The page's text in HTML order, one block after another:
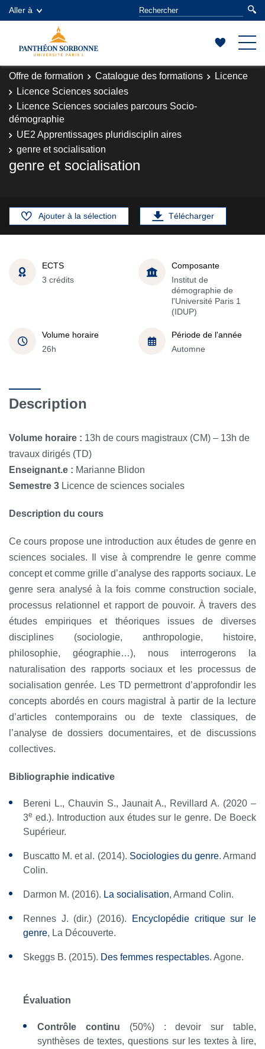
Aller à
Offre de formation Catalogue des formations
Licence
Licence Sciences sociales
Licence Sciences sociales parcours Socio-
démographie
UE2 Apprentissages pluridisciplin aires
genre et socialisation
genre et socialisation
Ajouter à la sélection Télécharger
ECTS
3 crédits
Composante
Institut de
démographie de
l'Université Paris 1
(IDUP)
Volume horaire
26h
Période de l'année
Automne
Description
Volume horaire : 13h de cours magistraux (CM) – 13h de
travaux dirigés (TD)
Enseignant.e : Marianne Blidon
Semestre 3 Licence de sciences sociales
Description du cours
Ce cours propose une introduction aux études de genre en
sciences sociales. Il vise à comprendre le genre comme
concept et comme grille d’analyse des rapports sociaux. Le
genre sera analysé à la fois comme construction sociale,
processus relationnel et rapport de pouvoir. À travers des
études empiriques et théoriques issues de diverses
disciplines (sociologie, anthropologie, histoire,
philosophie, géographie…), nous interrogerons la
naturalisation des rapports sociaux et les processus de
socialisation genrée. Les TD permettront d’approfondir les
concepts abordés en cours magistral à partir de la lecture
d’articles contemporains ou de texte classiques, de
l’analyse de dossiers documentaires, et de discussions
collectives.
Bibliographie indicative
Bereni L., Chauvin S., Jaunait A., Revillard A. (2020 –
3e ed.). Introduction aux études sur le genre. De Boeck
Supérieur.
Buscatto M. et al. (2014). Sociologies du genre. Armand
Colin.
Darmon M. (2016). La socialisation, Armand Colin.
Rennes J. (dir.) (2016).
Encyclopédie critique sur le
genre, La Découverte.
Skeggs B. (2015). Des femmes respectables. Agone.
Évaluation
Contrôle continu (50%) : devoir sur table,
synthèses de textes, questions sur les textes à lire,